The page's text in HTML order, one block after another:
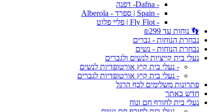
- Dafna- דפנה
- Spain | ספרד - Alberola
- Fly Flot | פליי פלוט
👣 נוחות עד ₪299
נבחרת הנוחות - גברים
נבחרת הנוחות - נשים
נעלי בית קייציות לנשים ולגברים
- נעלי בית קיץ אורטופדיות לנשים
- נעלי בית קיץ אורטופדיות לגברים
פתרונות משלימים לכף הרגל
חדש באתר
נעלי בית לחורף חם ונוח